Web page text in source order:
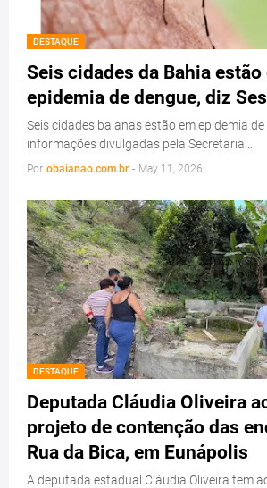
DESTAQUE
Seis cidades da Bahia estão
epidemia de dengue, diz
Seis cidades baianas estão em epidemia
informações divulgadas pela Secretaria…
Por obaianao.com.br - May 11, 2026
DESTAQUE
Deputada Cláudia Oliveira
projeto de contenção das
Rua da Bica, em Eunápolis
A deputada estadual Cláudia Oliveira tem